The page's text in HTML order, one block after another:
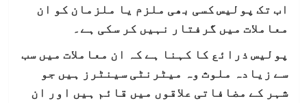
اب تک پولیس کسی بھی ملزم یا ملزمان کو ان
معاملات میں گرفتار نہیں کر سکی ہے۔
پولیس ذرائع کا کہنا ہے کہ ان معاملات میں سب
سے زیادہ ملوث وہ میٹرنٹی سینٹرز ہیں جو
شہر کے مضافاتی علاقوں میں قائم ہیں اور ان